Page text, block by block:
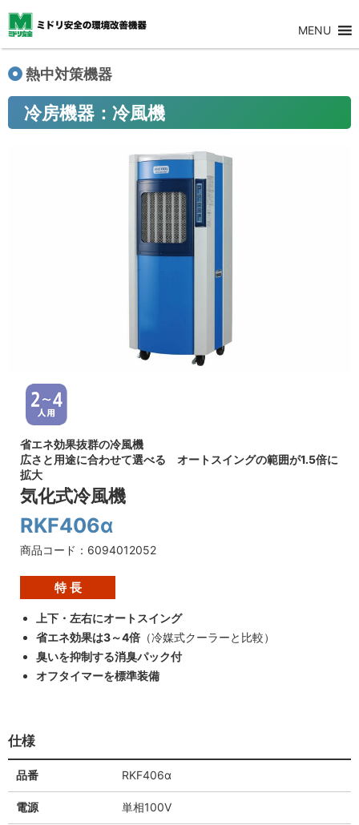
MENU
熱中対策機器
冷房機器：冷風機
省エネ効果抜群の冷風機
広さと用途に合わせて選べる オートスイングの範囲が1.5倍に
拡大
気化式冷風機
RKF406α
商品コード：6094012052
特 長
上下・左右にオートスイング
省エネ効果は3～4倍 （冷媒式クーラーと比較）
臭いを抑制する消臭パック付
オフタイマーを標準装備
仕様
品番 RKF406α
電源 単相100V